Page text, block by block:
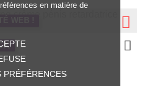
en matière de
PRÉFÉRENCES
WEB !